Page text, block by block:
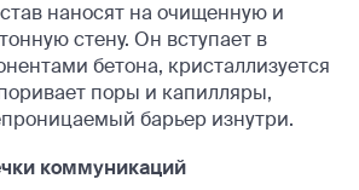
наносят на очищенную и
стену. Он вступает в
бетона, кристаллизуется
поры и капилляры,
барьер изнутри.
коммуникаций